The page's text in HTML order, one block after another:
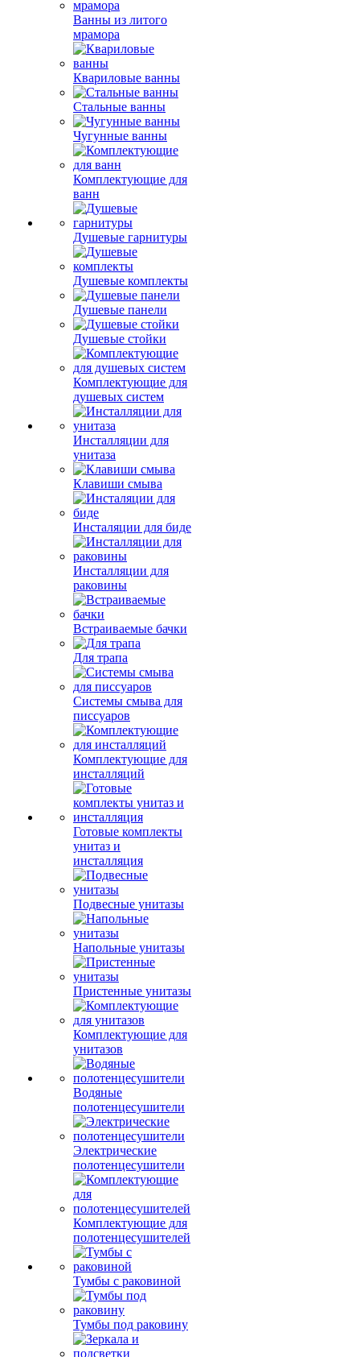
Ванны из литого
мрамора
Квариловые ванны
Стальные ванны
Чугунные ванны
Комплектующие для
ванн
Душевые гарнитуры
Душевые комплекты
Душевые панели
Душевые стойки
Комплектующие для
душевых систем
Инсталляции для
унитаза
Клавиши смыва
Инсталяции для биде
Инсталляции для
раковины
Встраиваемые бачки
Для трапа
Системы смыва для
писсуаров
Комплектующие для
инсталляций
Готовые комплекты
унитаз и
инсталляция
Подвесные унитазы
Напольные унитазы
Пристенные унитазы
Комплектующие для
унитазов
Водяные
полотенцесушители
Электрические
полотенцесушители
Комплектующие для
полотенцесушителей
Тумбы с раковиной
Тумбы под раковину